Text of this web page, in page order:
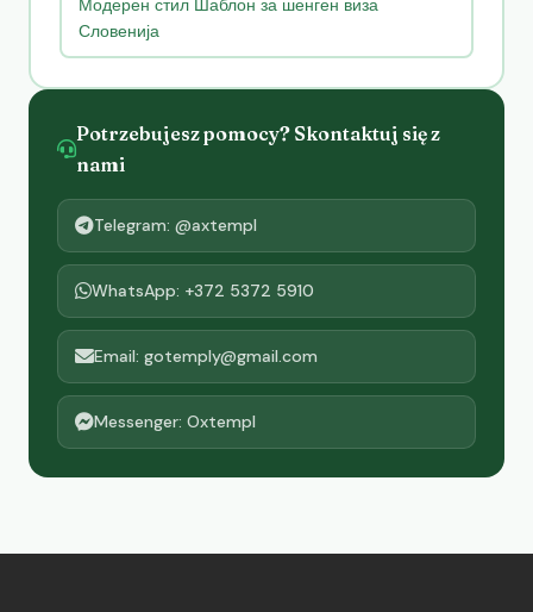
Модерен стил Шаблон за шенген виза
Словенија
Potrzebujesz pomocy? Skontaktuj się z
nami
Telegram: @axtempl
WhatsApp: +372 5372 5910
Email: gotemply@gmail.com
Messenger: Oxtempl